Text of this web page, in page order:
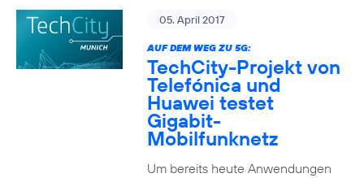
05. April 2017
AUF DEM WEG ZU 5G:
TechCity-Projekt von
Telefónica und
Huawei testet
Gigabit-
Mobilfunknetz
Um bereits heute Anwendungen